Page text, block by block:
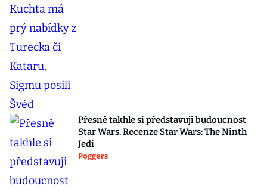
Přesně takhle si představuji budoucnost
Star Wars. Recenze Star Wars: The Ninth
Jedi
Poggers